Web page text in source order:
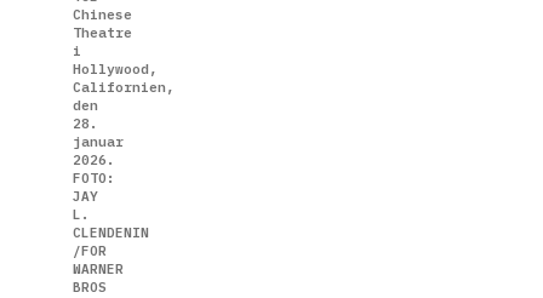
Chinese
Theatre
i
Hollywood,
Californien,
den
28.
januar
2026.
FOTO:
JAY
L.
CLENDENIN
/FOR
WARNER
BROS